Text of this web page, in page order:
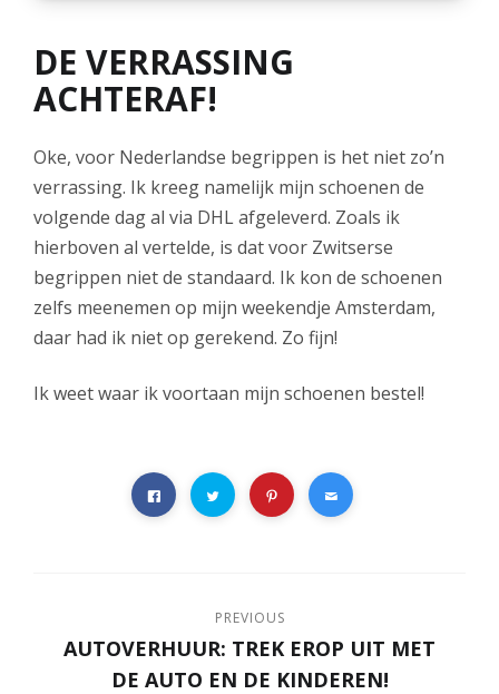
DE VERRASSING
ACHTERAF!
Oke, voor Nederlandse begrippen is het niet zo’n
verrassing. Ik kreeg namelijk mijn schoenen de
volgende dag al via DHL afgeleverd. Zoals ik
hierboven al vertelde, is dat voor Zwitserse
begrippen niet de standaard. Ik kon de schoenen
zelfs meenemen op mijn weekendje Amsterdam,
daar had ik niet op gerekend. Zo fijn!
Ik weet waar ik voortaan mijn schoenen bestel!
PREVIOUS
AUTOVERHUUR: TREK EROP UIT MET
DE AUTO EN DE KINDEREN!